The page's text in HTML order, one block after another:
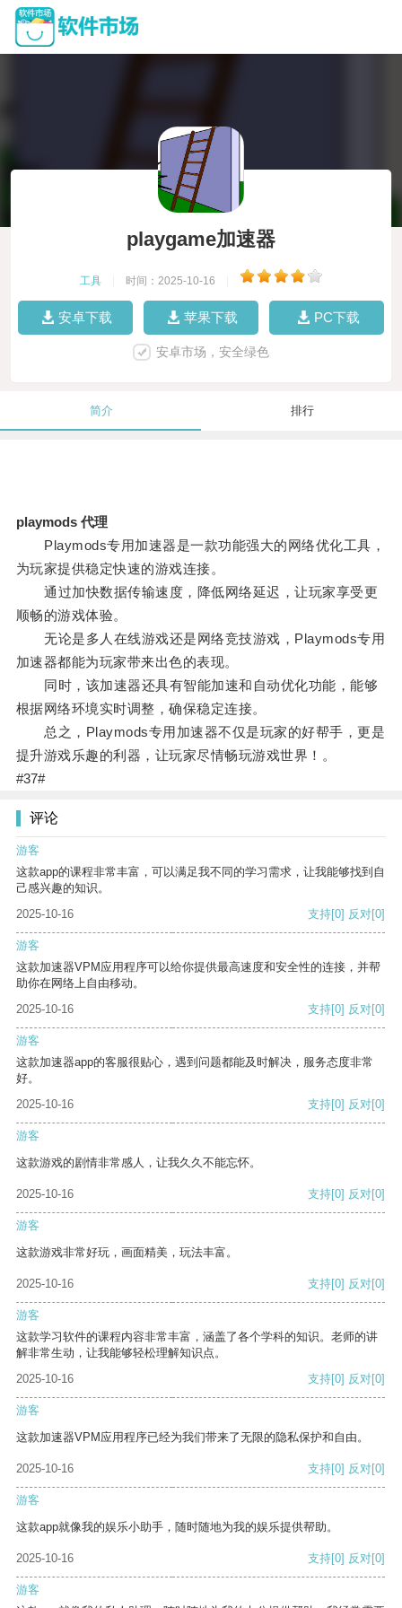
playgame加速器
工具 时间：2025-10-16
安卓下载 苹果下载 PC下载
安卓市场，安全绿色
简介 排行
playmods 代理
Playmods专用加速器是一款功能强大的网络优化工具，
为玩家提供稳定快速的游戏连接。
通过加快数据传输速度，降低网络延迟，让玩家享受更
顺畅的游戏体验。
无论是多人在线游戏还是网络竞技游戏，Playmods专用
加速器都能为玩家带来出色的表现。
同时，该加速器还具有智能加速和自动优化功能，能够
根据网络环境实时调整，确保稳定连接。
总之，Playmods专用加速器不仅是玩家的好帮手，更是
提升游戏乐趣的利器，让玩家尽情畅玩游戏世界！。
#37#
评论
游客
这款app的课程非常丰富，可以满足我不同的学习需求，让我能够找到自
己感兴趣的知识。
2025-10-16
支持[0] 反对[0]
游客
这款加速器VPM应用程序可以给你提供最高速度和安全性的连接，并帮
助你在网络上自由移动。
2025-10-16
支持[0] 反对[0]
游客
这款加速器app的客服很贴心，遇到问题都能及时解决，服务态度非常
好。
2025-10-16
支持[0] 反对[0]
游客
这款游戏的剧情非常感人，让我久久不能忘怀。
2025-10-16 支持[0] 反对[0]
游客
这款游戏非常好玩，画面精美，玩法丰富。
2025-10-16 支持[0] 反对[0]
游客
这款学习软件的课程内容非常丰富，涵盖了各个学科的知识。老师的讲
解非常生动，让我能够轻松理解知识点。
2025-10-16
支持[0] 反对[0]
游客
这款加速器VPM应用程序已经为我们带来了无限的隐私保护和自由。
2025-10-16 支持[0] 反对[0]
游客
这款app就像我的娱乐小助手，随时随地为我的娱乐提供帮助。
2025-10-16 支持[0] 反对[0]
游客